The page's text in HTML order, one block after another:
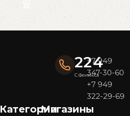
224
С Феникса
+7 949
347-30-60
+7 949
322-29-69
КатегорииМагазины